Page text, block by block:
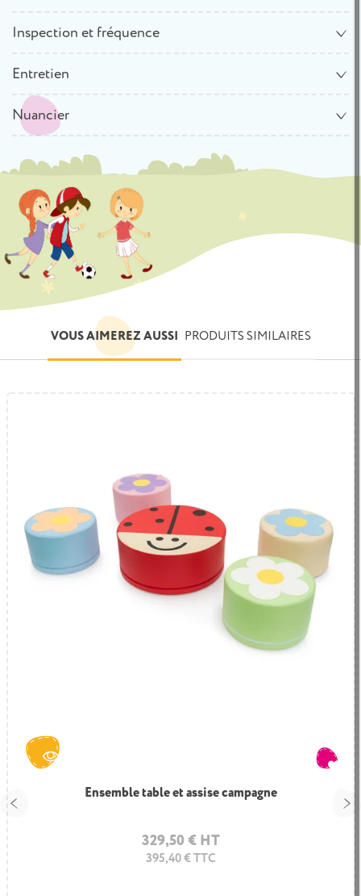
Inspection et fréquence
Entretien
Nuancier
VOUS AIMEREZ AUSSI PRODUITS SIMILAIRES
Ensemble table et assise campagne
329,50 € HT
395,40 € TTC
Assise enfant - chien
102,30 € HT
122,76 € TTC